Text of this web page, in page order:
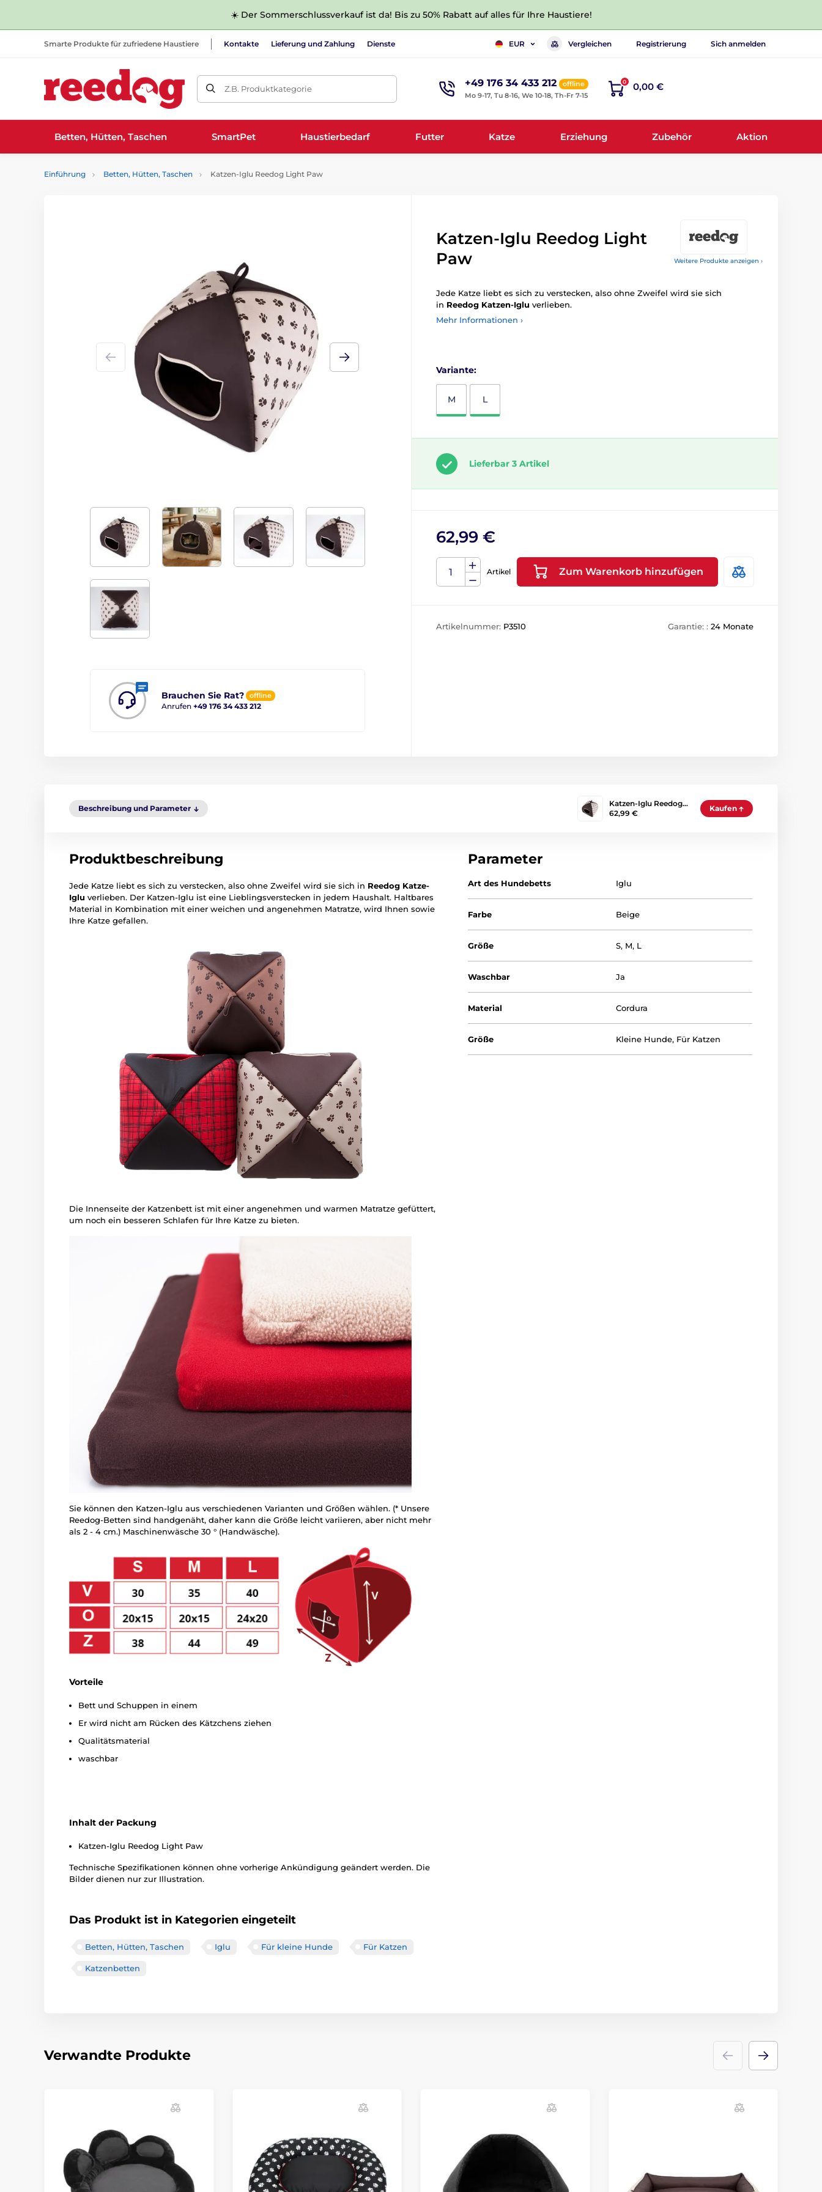
☀️ Der Sommerschlussverkauf ist da! Bis zu 50% Rabatt auf alles für Ihre Haustiere!
Smarte Produkte für zufriedene Haustiere Kontakte Lieferung und Zahlung Dienste EUR Vergleichen Registrierung Sich anmelden
Z.B. Produktkategorie +49 176 34 433 212
offline
Mo 9-17, Tu 8-16, We 10-18, Th-Fr 7-15
0 0,00 €
Betten, Hütten, Taschen SmartPet Haustierbedarf Futter Katze Erziehung Zubehör Aktion
Einführung Betten, Hütten, Taschen Katzen-Iglu Reedog Light Paw
Weitere Produkte anzeigen ›
Brauchen Sie Rat? offline
Anrufen +49 176 34 433 212
Katzen-Iglu Reedog Light
Paw
Jede Katze liebt es sich zu verstecken, also ohne Zweifel wird sie sich
in Reedog Katzen-Iglu verlieben.
Mehr Informationen ›
Variante:
M L
Lieferbar 3 Artikel
62,99 €
Artikel Zum Warenkorb hinzufügen
Artikelnummer: P3510 Garantie: : 24 Monate
Beschreibung und Parameter
Katzen-Iglu Reedog…
62,99 €
Kaufen
Produktbeschreibung
Jede Katze liebt es sich zu verstecken, also ohne Zweifel wird sie sich in Reedog Katze-
Iglu verlieben. Der Katzen-Iglu ist eine Lieblingsverstecken in jedem Haushalt. Haltbares
Material in Kombination mit einer weichen und angenehmen Matratze, wird Ihnen sowie
Ihre Katze gefallen.
Die Innenseite der Katzenbett ist mit einer angenehmen und warmen Matratze gefüttert,
um noch ein besseren Schlafen für Ihre Katze zu bieten.
Sie können den Katzen-Iglu aus verschiedenen Varianten und Größen wählen. (* Unsere
Reedog-Betten sind handgenäht, daher kann die Größe leicht variieren, aber nicht mehr
als 2 - 4 cm.) Maschinenwäsche 30 ° (Handwäsche).
Vorteile
Bett und Schuppen in einem
Er wird nicht am Rücken des Kätzchens ziehen
Qualitätsmaterial
waschbar
Inhalt der Packung
Katzen-Iglu Reedog Light Paw
Technische Spezifikationen können ohne vorherige Ankündigung geändert werden. Die
Bilder dienen nur zur Illustration.
Das Produkt ist in Kategorien eingeteilt
Betten, Hütten, Taschen Iglu Für kleine Hunde Für Katzen
Katzenbetten
Parameter
Art des Hundebetts Iglu
Farbe Beige
Größe S, M, L
Waschbar Ja
Material Cordura
Größe Kleine Hunde, Für Katzen
Verwandte Produkte